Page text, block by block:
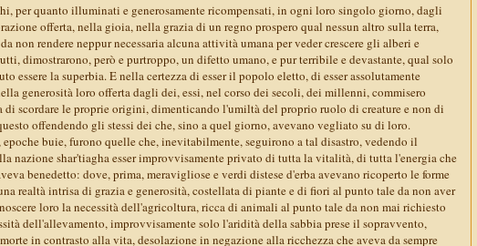
per quanto illuminati e generosamente ricompensati, in ogni loro singolo giorno, dagli
offerta, nella gioia, nella grazia di un regno prospero qual nessun altro sulla terra,
non rendere neppur necessaria alcuna attività umana per veder crescere gli alberi e
dimostrarono, però e purtroppo, un difetto umano, e pur terribile e devastante, qual solo
essere la superbia. E nella certezza di esser il popolo eletto, di esser assolutamente
generosità loro offerta dagli dei, essi, nel corso dei secoli, dei millenni, commisero
di scordare le proprie origini, dimenticando l'umiltà del proprio ruolo di creature e non di
offendendo gli stessi dei che, sino a quel giorno, avevano vegliato su di loro.
buie, furono quelle che, inevitabilmente, seguirono a tal disastro, vedendo il
nazione shar'tiagha esser improvvisamente privato di tutta la vitalità, di tutta l'energia che
benedetto: dove, prima, meravigliose e verdi distese d'erba avevano ricoperto le forme
realtà intrisa di grazia e generosità, costellata di piante e di fiori al punto tale da non aver
loro la necessità dell'agricoltura, ricca di animali al punto tale da non mai richiesto
dell'allevamento, improvvisamente solo l'aridità della sabbia prese il sopravvento,
in contrasto alla vita, desolazione in negazione alla ricchezza che aveva da sempre